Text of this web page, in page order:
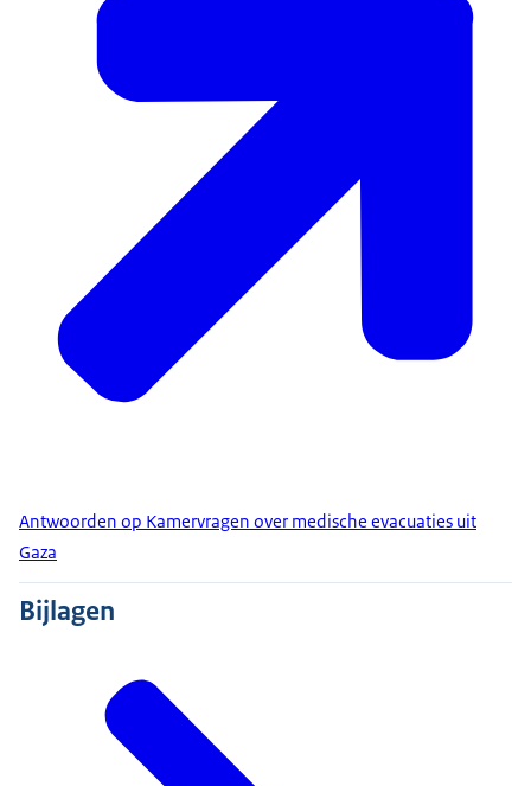
Antwoorden op Kamervragen over medische evacuaties uit
Gaza
Bijlagen